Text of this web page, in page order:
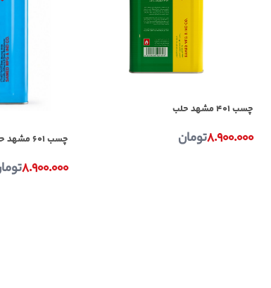
چسب ۴۰۱ مشهد حلب
۸.۹۰۰.۰۰۰تومان چسب ۶۰۱ مشهد حلب
۸.۹۰۰.۰۰۰